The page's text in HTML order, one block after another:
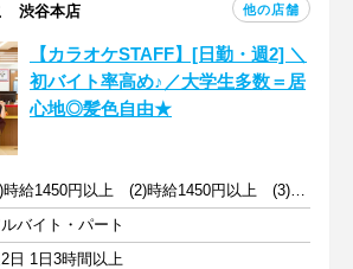
渋谷本店 他の店舗
【カラオケSTAFF】[日勤・週2] ＼
初バイト率高め♪／大学生多数＝居
心地◎髪色自由★
(1)時給1450円以上 (2)時給1450円以上 (3)時給1300円以上
バイト・パート
日 1日3時間以上